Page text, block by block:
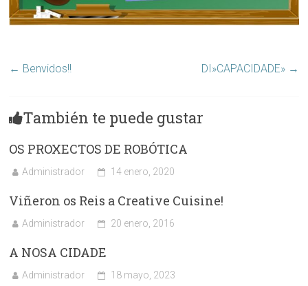
← Benvidos!! DI»CAPACIDADE» →
También te puede gustar
OS PROXECTOS DE ROBÓTICA
Administrador 14 enero, 2020
Viñeron os Reis a Creative Cuisine!
Administrador 20 enero, 2016
A NOSA CIDADE
Administrador 18 mayo, 2023